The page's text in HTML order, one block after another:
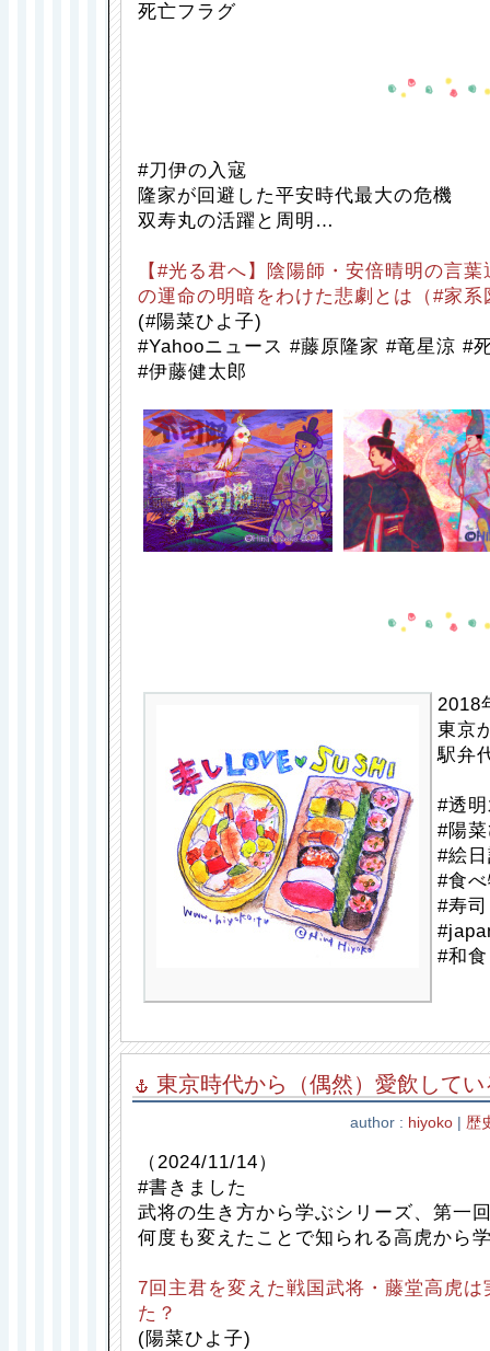
死亡フラグ
#刀伊の入寇
隆家が回避した平安時代最大の危機
双寿丸の活躍と周明…
【#光る君へ】陰陽師・安倍晴明の言
の運命の明暗をわけた悲劇とは（#家
(#陽菜ひよ子)
#Yahooニュース #藤原隆家 #竜星涼 #
#伊藤健太郎
2018
東京
駅弁
#透
#陽
#絵
#食
#寿
#和
東京時代から（偶然）愛飲して
author : hiyoko 歴
（2024/11/14）
#書きました
武将の生き方から学ぶシリーズ、第一
何度も変えたことで知られる高虎から
7回主君を変えた戦国武将・藤堂高虎
た？
(陽菜ひよ子)